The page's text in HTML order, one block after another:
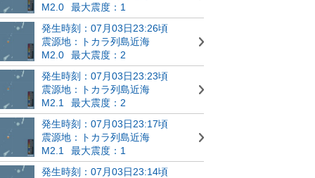
M2.0
最大震度：1
発生時刻：07月03日23:26頃
震源地：トカラ列島近海
M2.0
最大震度：2
発生時刻：07月03日23:23頃
震源地：トカラ列島近海
M2.1
最大震度：2
発生時刻：07月03日23:17頃
震源地：トカラ列島近海
M2.1
最大震度：1
発生時刻：07月03日23:14頃